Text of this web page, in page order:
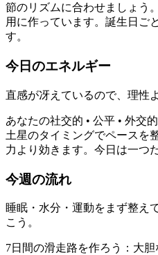
節のリズムに合わせましょう
用に作っています。誕生日ご
す。
今日のエネルギー
直感が冴えているので、理性
あなたの社交的 • 公平 • 外交
土星のタイミングでペースを
力より効きます。今日は一つ
今週の流れ
睡眠・水分・運動をまず整え
こう。
7日間の滑走路を作ろう：大